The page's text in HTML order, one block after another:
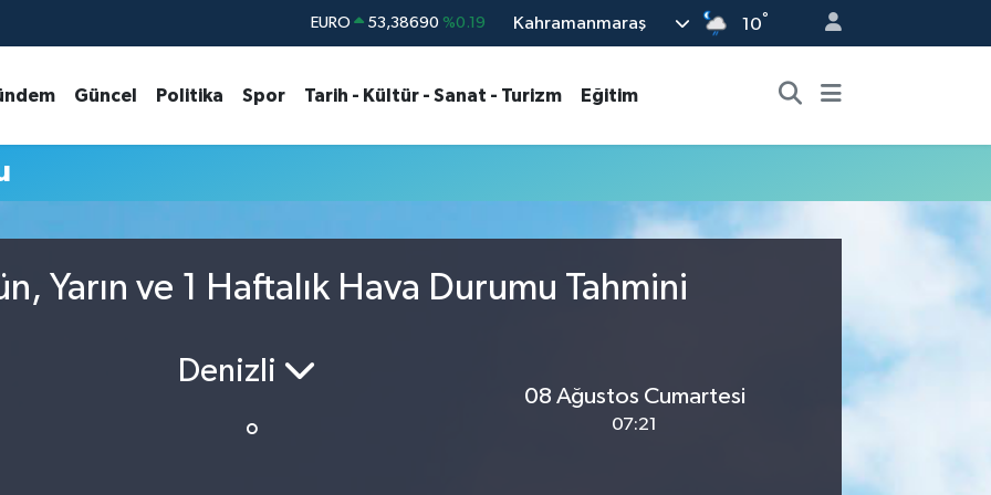
EURO 53,38690 %0.19
G.ALTIN 6862,09000 %0.19
BİST100 14.598,00 %0
Kahramanmaraş 10°
Güncel Politika Spor Tarih - Kültür - Sanat - Turizm Eğitim
Yarın ve 1 Haftalık Hava Durumu Tahmini
Denizli
°
08 Ağustos Cumartesi
07:21